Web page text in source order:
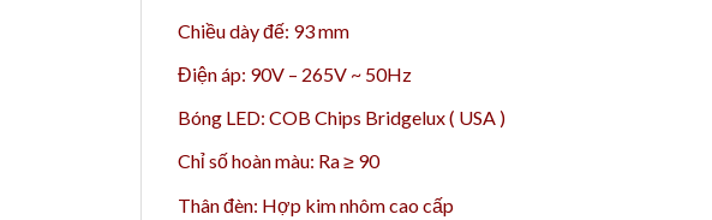
Chiều dày đế: 93 mm
Điện áp: 90V – 265V ~ 50Hz
Bóng LED: COB Chips Bridgelux ( USA )
Chỉ số hoàn màu: Ra ≥ 90
Thân đèn: Hợp kim nhôm cao cấp